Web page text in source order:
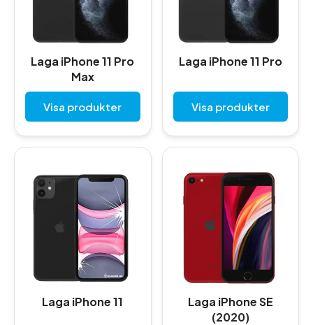
Laga iPhone 11 Pro
Max
Visa produkter
Laga iPhone 11 Pro
Visa produkter
Laga iPhone 11
Laga iPhone SE
(2020)